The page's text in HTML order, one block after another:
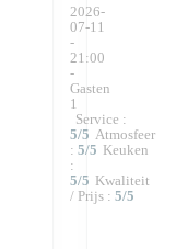
2026-
07-11
-
21:00
-
Gasten
1
Service :
5/5 Atmosfeer
: 5/5 Keuken
:
5/5 Kwaliteit
/ Prijs : 5/5